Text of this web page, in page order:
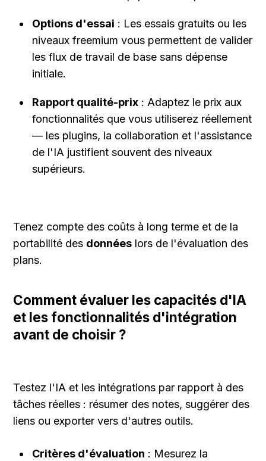
Options d'essai : Les essais gratuits ou les
niveaux freemium vous permettent de valider
les flux de travail de base sans dépense
initiale.
Rapport qualité-prix : Adaptez le prix aux
fonctionnalités que vous utiliserez réellement
— les plugins, la collaboration et l'assistance
de l'IA justifient souvent des niveaux
supérieurs.
Tenez compte des coûts à long terme et de la
portabilité des données lors de l'évaluation des
plans.
Comment évaluer les capacités d'IA
et les fonctionnalités d'intégration
avant de choisir ?
Testez l'IA et les intégrations par rapport à des
tâches réelles : résumer des notes, suggérer des
liens ou exporter vers d'autres outils.
Critères d'évaluation : Mesurez la